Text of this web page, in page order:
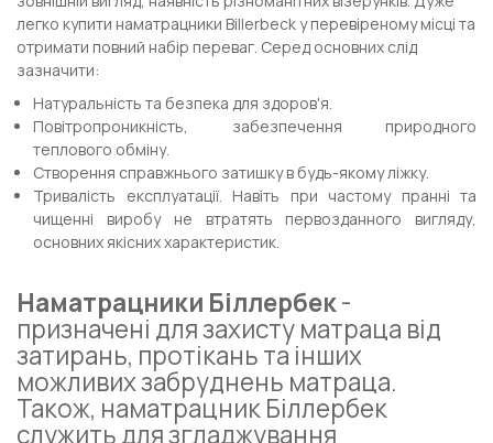
легко купити наматрацники Billerbeck у перевіреному місці та
отримати повний набір переваг. Серед основних слід
зазначити:
Натуральність та безпека для здоров'я.
Повітропроникність, забезпечення природного
теплового обміну.
Створення справжнього затишку в будь-якому ліжку.
Тривалість експлуатації. Навіть при частому пранні та
чищенні виробу не втратять первозданного вигляду,
основних якісних характеристик.
Наматрацники Біллербек-
призначені для захисту матраца від
затирань, протікань та інших
можливих забруднень матраца.
Також, наматрацник Біллербек
служить для згладжування